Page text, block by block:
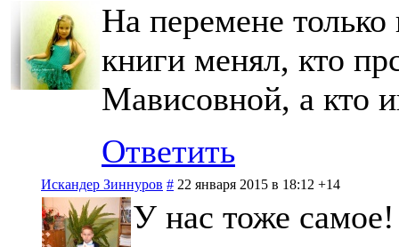
На перемене только
книги менял, кто
Мависовной, а кто
Ответить
Искандер Зиннуров # 22 января 2015 в 18:12 +14
У нас тоже самое!